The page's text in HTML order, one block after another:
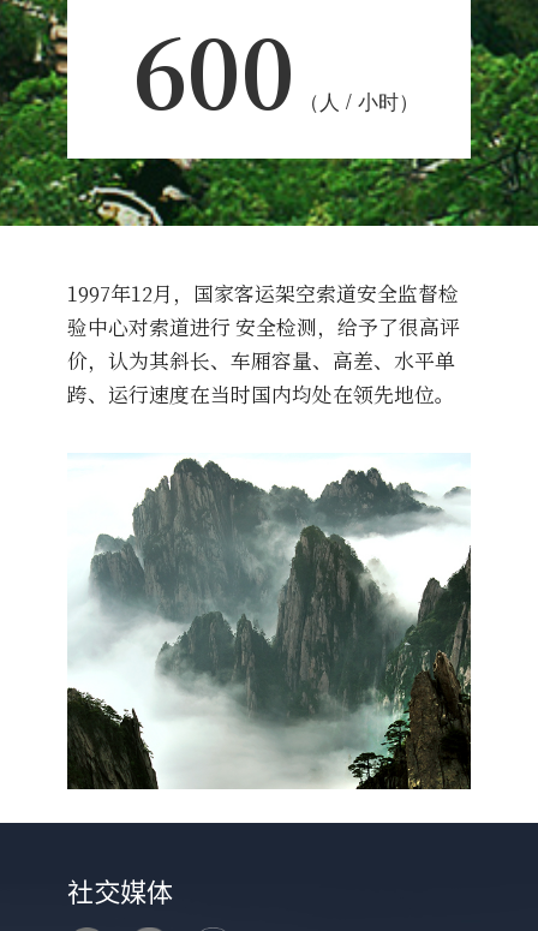
600 （人 / 小时）
1997年12月，国家客运架空索道安全监督检
验中心对索道进行 安全检测，给予了很高评
价，认为其斜长、车厢容量、高差、水平单
跨、运行速度在当时国内均处在领先地位。
社交媒体